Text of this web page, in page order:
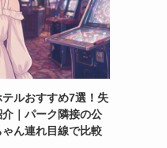
ルおすすめ7選！失
｜パーク隣接の公
ん連れ目線で比較